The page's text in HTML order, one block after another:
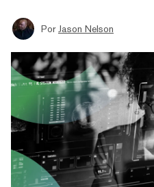
Por Jason Nelson